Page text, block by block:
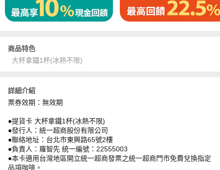
商品特色
大杯拿鐵1杯(冰熱不限)
詳細介紹
票券效期：無效期
●提貨卡 大杯拿鐵1杯(冰熱不限)
●發行人：統一超商股份有限公司
●聯絡地址：台北市東興路65號2樓
●負責人：羅智先 統一編號：22555003
●本卡適用台灣地區開立統一超商發票之統一超商門市免費兌換指定
品項咖啡。